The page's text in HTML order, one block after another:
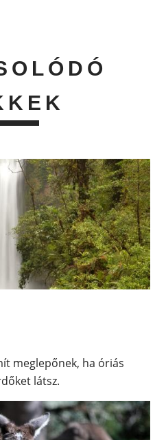
meglepőnek, ha óriás
látsz.